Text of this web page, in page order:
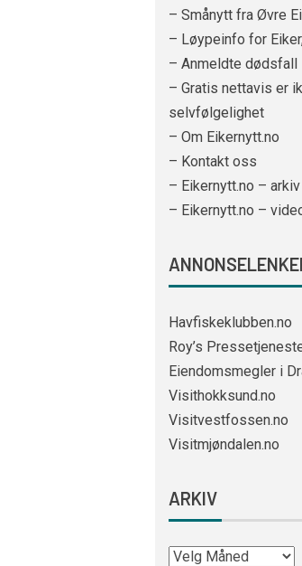
– Smånytt fra Øvre
– Løypeinfo for
– Anmeldte dødsfall
– Gratis nettavis er
selvfølgelighet
– Om Eikernytt.no
– Kontakt oss
– Eikernytt.no – arkiv
– Eikernytt.no –
Havfiskeklubben.no
Roy’s
Eiendomsmegler i
Visithokksund.no
Visitvestfossen.no
Visitmjøndalen.no
ARKIV